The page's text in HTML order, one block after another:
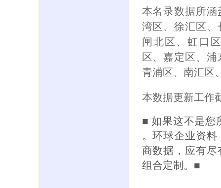
本名录数据所
湾区、徐汇区
闸北区、虹口
区、嘉定区、
青浦区、南汇区
本数据更新工作
■ 如果这不是您
。环球企业资
商数据，应有
组合定制。■